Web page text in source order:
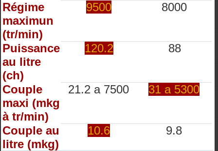
Régime
maximun
(tr/min)
9500 8000
Puissance
au litre
(ch)
120.2 88
Couple
maxi (mkg
à tr/min)
21.2 a 7500 31 a 5300
Couple au
litre (mkg)
10.6 9.8